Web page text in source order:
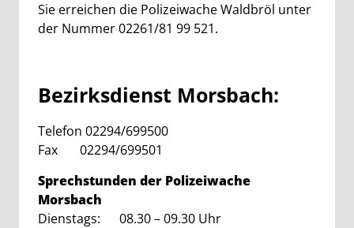
Sie erreichen die Polizeiwache Waldbröl unter
der Nummer 02261/81 99 521.
Bezirksdienst Morsbach:
Telefon 02294/699500
Fax 02294/699501
Sprechstunden der Polizeiwache
Morsbach
Dienstags: 08.30 – 09.30 Uhr